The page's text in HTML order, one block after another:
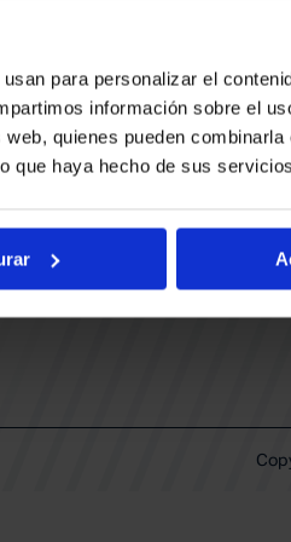
para personalizar el
información sobre el
quienes pueden
que haya hecho de sus
BASKONIA-ALAVÉS
Vitoria-Gasteiz